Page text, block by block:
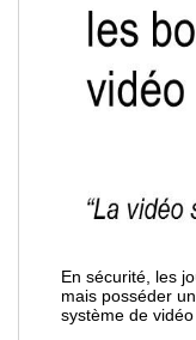
En sécurité, les
mais posséder
système de